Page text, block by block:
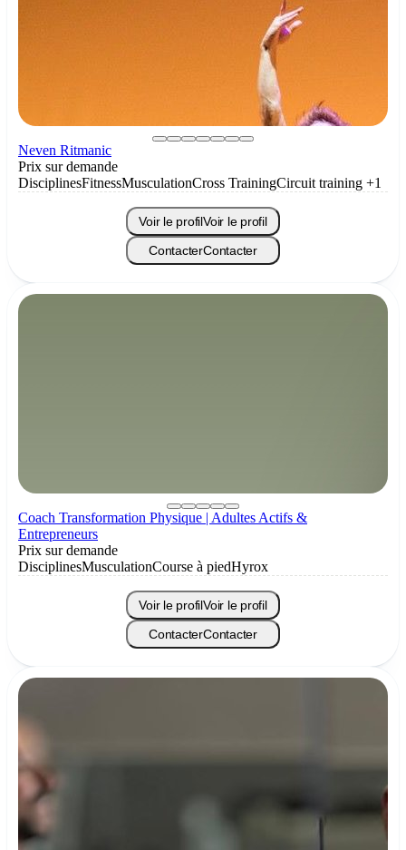
Neven Ritmanic
Prix sur demande
DisciplinesFitnessMusculationCross TrainingCircuit training +1
Voir le profilVoir le profil
ContacterContacter
Coach Transformation Physique | Adultes Actifs &
Entrepreneurs
Prix sur demande
DisciplinesMusculationCourse à piedHyrox
Voir le profilVoir le profil
ContacterContacter